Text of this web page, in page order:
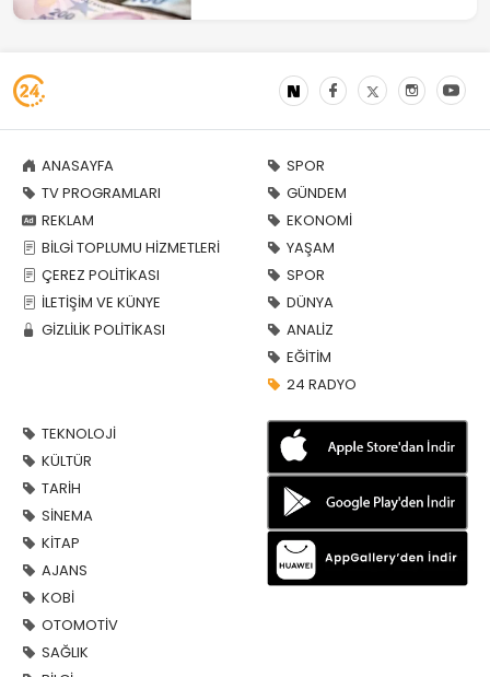
ANASAYFA
TV PROGRAMLARI
REKLAM
BİLGİ TOPLUMU HİZMETLERİ
ÇEREZ POLİTİKASI
İLETİŞİM VE KÜNYE
GİZLİLİK POLİTİKASI
SPOR
GÜNDEM
EKONOMİ
YAŞAM
SPOR
DÜNYA
ANALİZ
EĞİTİM
24 RADYO
TEKNOLOJİ
KÜLTÜR
TARİH
SİNEMA
KİTAP
AJANS
KOBİ
OTOMOTİV
SAĞLIK